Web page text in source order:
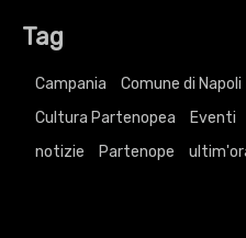
Tag
Campania Comune di Napoli
Cultura Partenopea
Eventi
notizie
Partenope